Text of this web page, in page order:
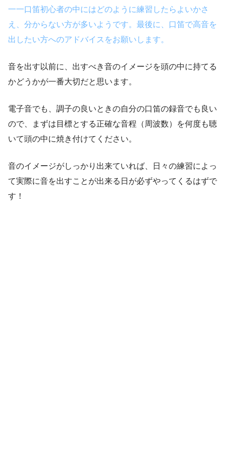
一一口笛初心者の中にはどのように練習したらよいかさ
え、分からない方が多いようです。最後に、口笛で高音を
出したい方へのアドバイスをお願いします。
音を出す以前に、出すべき音のイメージを頭の中に持てる
かどうかが一番大切だと思います。
電子音でも、調子の良いときの自分の口笛の録音でも良い
ので、まずは目標とする正確な音程（周波数）を何度も聴
いて頭の中に焼き付けてください。
音のイメージがしっかり出来ていれば、日々の練習によっ
て実際に音を出すことが出来る日が必ずやってくるはずで
す！